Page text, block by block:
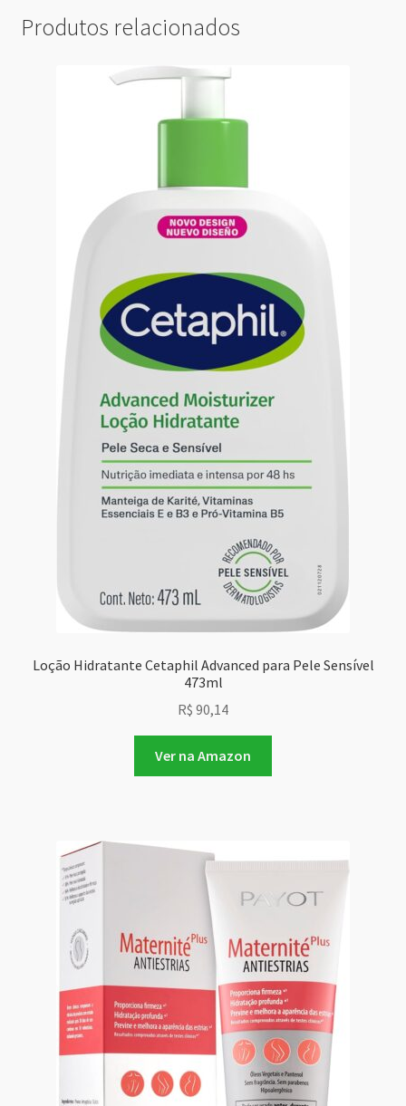
Produtos relacionados
Loção Hidratante Cetaphil Advanced para Pele Sensível
473ml
R$ 90,14
Ver na Amazon